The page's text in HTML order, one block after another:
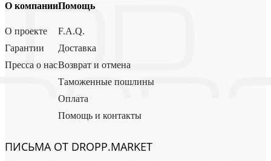
О компании
О проекте
Гарантии
Пресса о нас
Помощь
F.A.Q.
Доставка
Возврат и отмена
Таможенные пошлины
Оплата
Помощь и контакты
ПИСЬМА ОТ DROPP.MARKET